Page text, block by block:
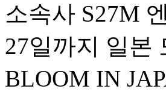
소속사 S27M
27일까지 일본
BLOOM IN